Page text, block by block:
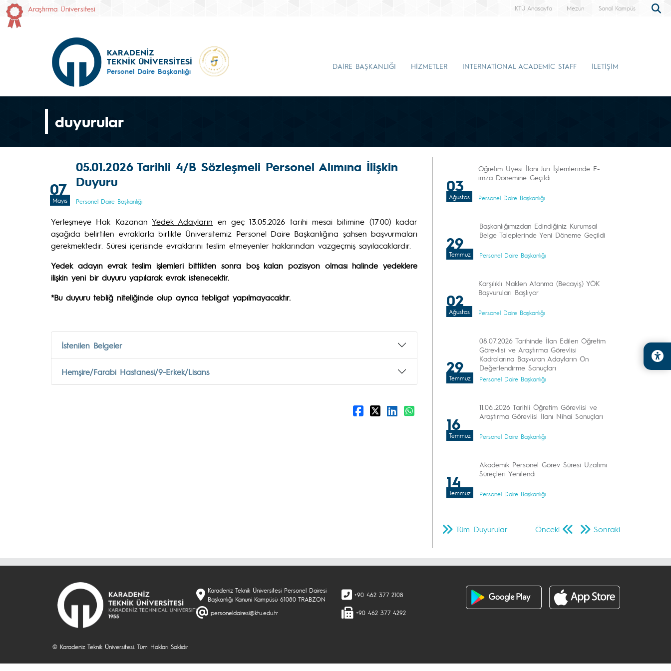
Araştırma Üniversitesi KTÜ Anasayfa Mezun Sanal Kampüs
KARADENİZ
TEKNİK ÜNİVERSİTESİ
Personel Daire Başkanlığı
DAİRE BAŞKANLIĞI HİZMETLER INTERNATİONAL ACADEMİC STAFF İLETİŞİM
duyurular
07
Mayıs
05.01.2026 Tarihli 4/B Sözleşmeli Personel Alımına İlişkin
Duyuru
Personel Daire Başkanlığı
Yerleşmeye Hak Kazanan Yedek Adayların en geç 13.05.2026 tarihi mesai bitimine (17:00) kadar
aşağıda belirtilen evraklarla birlikte Üniversitemiz Personel Daire Başkanlığına şahsen başvurmaları
gerekmektedir. Süresi içerisinde evraklarını teslim etmeyenler haklarından vazgeçmiş sayılacaklardır.
Yedek adayın evrak teslim işlemleri bittikten sonra boş kalan pozisyon olması halinde yedeklere
ilişkin yeni bir duyuru yapılarak evrak istenecektir.
*Bu duyuru tebliğ niteliğinde olup ayrıca tebligat yapılmayacaktır.
İstenilen Belgeler
Hemşire/Farabi Hastanesi/9-Erkek/Lisans
03
Ağustos
Öğretim Üyesi İlanı Jüri İşlemlerinde E-
imza Dönemine Geçildi
Personel Daire Başkanlığı
29
Temmuz
Başkanlığımızdan Edindiğiniz Kurumsal
Belge Taleplerinde Yeni Döneme Geçildi
Personel Daire Başkanlığı
02
Ağustos
Karşılıklı Naklen Atanma (Becayiş) YÖK
Başvuruları Başlıyor
Personel Daire Başkanlığı
29
Temmuz
08.07.2026 Tarihinde İlan Edilen Öğretim
Görevlisi ve Araştırma Görevlisi
Kadrolarına Başvuran Adayların Ön
Değerlendirme Sonuçları
Personel Daire Başkanlığı
16
Temmuz
11.06..2026 Tarihli Öğretim Görevlisi ve
Araştırma Görevlisi İlanı Nihai Sonuçları
Personel Daire Başkanlığı
14
Temmuz
Akademik Personel Görev Süresi Uzatımı
Süreçleri Yenilendi
Personel Daire Başkanlığı
Önceki Sonraki
Tüm Duyurular
Karadeniz Teknik Üniversitesi Personel Dairesi
Başkanlığı Kanuni Kampüsü 61080 TRABZON
personeldairesi@ktu.edu.tr
+90 462 377 2108
+90 462 377 4292
© Karadeniz Teknik Üniversitesi. Tüm Hakları Saklıdır